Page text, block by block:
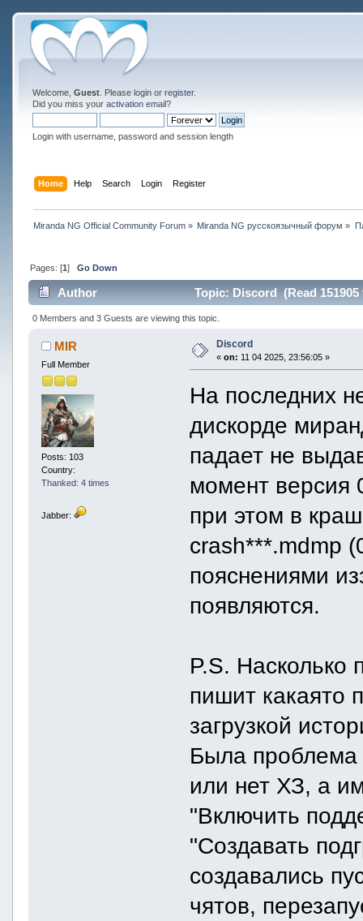
Welcome, Guest. Please loginor register.
Did you miss your activation email?
Login with username, password and session length
Home Help Search Login Register
Miranda NG Official Community Forum» Miranda NG русскоязычный форум »
Pages: [1] Go Down
Author Topic: Discord (Read 151905
0 Members and 3 Guests are viewing this topic.
MIR
Full Member
Posts: 103
Country:
Thanked: 4 times
Jabber:
Discord
« on: 11 04 2025, 23:56:05 »
На последних
дискорде
падает не
момент версия
при этом в
crash***.mdmp
пояснениями
появляются.
P.S. Насколько
пишит какаято
загрузкой
Была проблема
или нет ХЗ, а
"Включить
"Создавать
создавались
чятов,